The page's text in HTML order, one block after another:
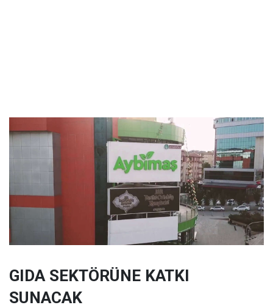
GIDA SEKTÖRÜNE KATKI
SUNACAK